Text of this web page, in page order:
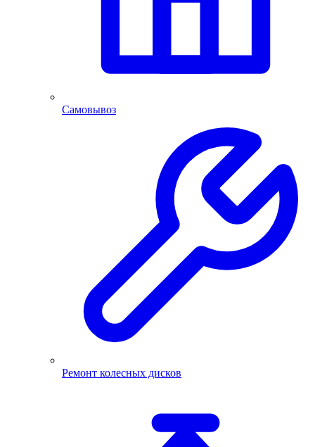
Самовывоз
Ремонт колесных дисков